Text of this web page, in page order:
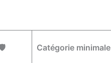
Catégorie minimale